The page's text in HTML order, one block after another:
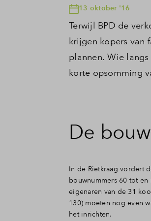
13 oktober '16
Terwijl BPD de
krijgen kopers van
plannen. Wie
korte opsomming
De
In de Rietkraag vordert
bouwnummers 60 tot
eigenaren van de 31
130) moeten nog even
het inrichten.